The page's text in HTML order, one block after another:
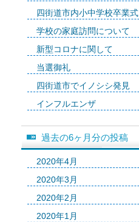
四街道市内小中学校卒業式
学校の家庭訪問について
新型コロナに関して
当選御礼
四街道市でイノシシ発見
インフルエンザ
過去の6ヶ月分の投稿
2020年4月
2020年3月
2020年2月
2020年1月